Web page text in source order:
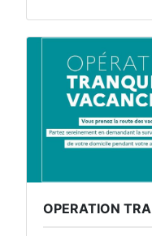
OPERATION